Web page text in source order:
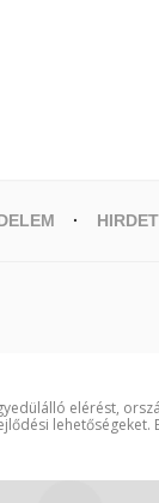
elérést,
lehetőségeket.